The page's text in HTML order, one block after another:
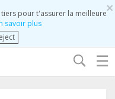
×
pour t'assurer la meilleure
savoir plus
☰